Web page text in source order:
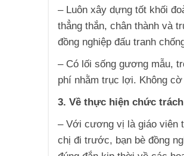
– Luôn xây dựng tốt khối
thẳng thắn, chân thành và
đồng nghiệp đấu tranh
– Có lối sống gương mẫu,
phí nhằm trục lợi. Không
3. Về thực hiện chức
– Với cương vị là giáo viên
chị đi trước, bạn bè đồng